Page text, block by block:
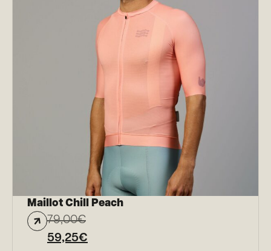
Maillot Chill Peach
79,00€
59,25€